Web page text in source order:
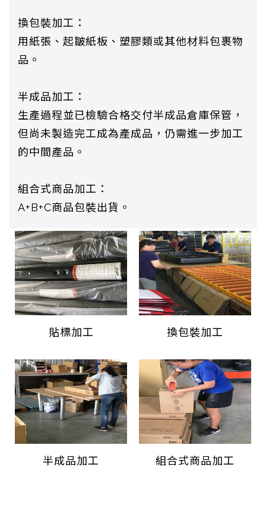
換包裝加工：
用紙張、起皺紙板、塑膠類或其他材料包裹物
品。
半成品加工：
生產過程並已檢驗合格交付半成品倉庫保管，
但尚未製造完工成為產成品，仍需進一步加工
的中間產品。
組合式商品加工：
A+B+C商品包裝出貨。
貼標加工 換包裝加工
半成品加工 組合式商品加工